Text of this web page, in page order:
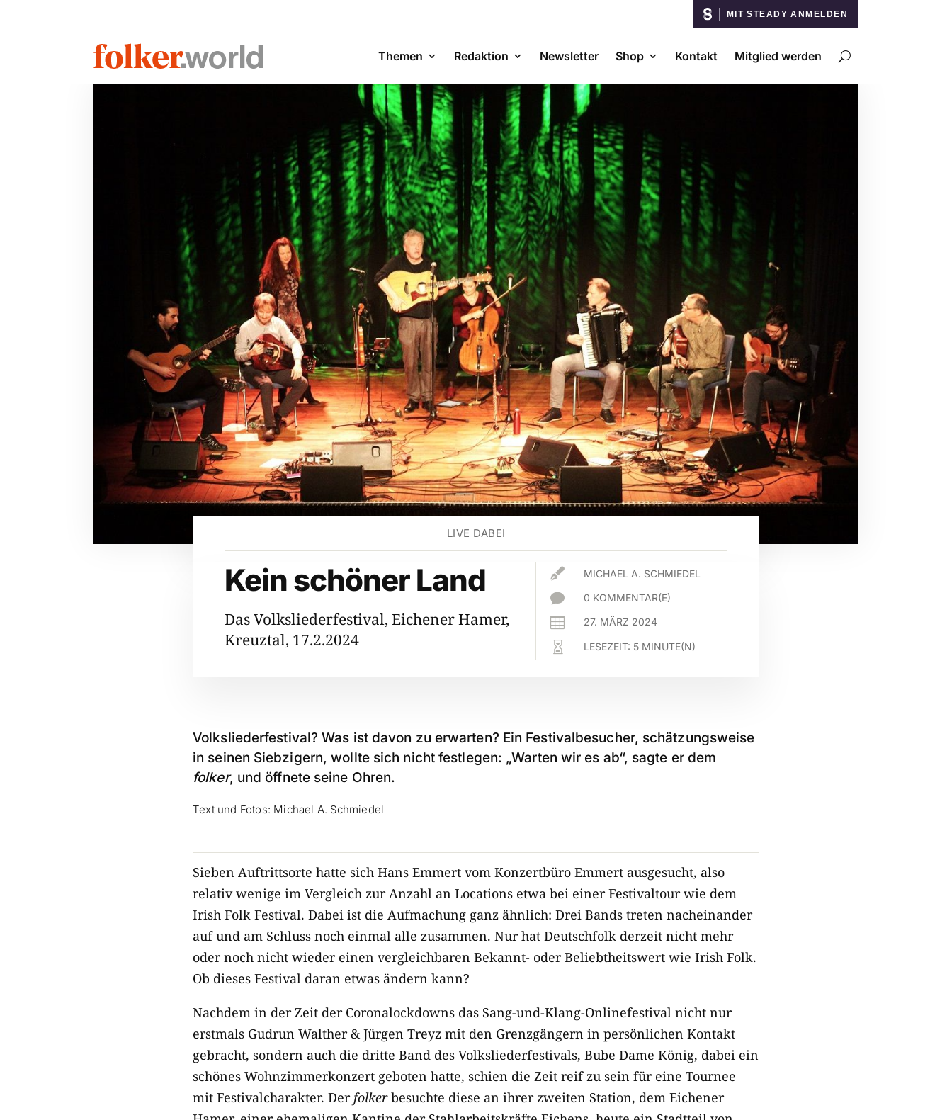
MIT STEADY ANMELDEN
Themen Redaktion Newsletter Shop Kontakt Mitglied werden
LIVE DABEI
Kein schöner Land
Das Volksliederfestival, Eichener Hamer,
Kreuztal, 17.2.2024
 MICHAEL A. SCHMIEDEL
 0 KOMMENTAR(E)
 27. MÄRZ 2024
 LESEZEIT: 5 MINUTE(N)
Volksliederfestival? Was ist davon zu erwarten? Ein Festivalbesucher, schätzungsweise
in seinen Siebzigern, wollte sich nicht festlegen: „Warten wir es ab“, sagte er dem
folker, und öffnete seine Ohren.
Text und Fotos: Michael A. Schmiedel
Sieben Auftrittsorte hatte sich Hans Emmert vom Konzertbüro Emmert ausgesucht, also
relativ wenige im Vergleich zur Anzahl an Locations etwa bei einer Festivaltour wie dem
Irish Folk Festival. Dabei ist die Aufmachung ganz ähnlich: Drei Bands treten nacheinander
auf und am Schluss noch einmal alle zusammen. Nur hat Deutschfolk derzeit nicht mehr
oder noch nicht wieder einen vergleichbaren Bekannt- oder Beliebtheitswert wie Irish Folk.
Ob dieses Festival daran etwas ändern kann?
Nachdem in der Zeit der Coronalockdowns das Sang-und-Klang-Onlinefestival nicht nur
erstmals Gudrun Walther & Jürgen Treyz mit den Grenzgängern in persönlichen Kontakt
gebracht, sondern auch die dritte Band des Volksliederfestivals, Bube Dame König, dabei ein
schönes Wohnzimmerkonzert geboten hatte, schien die Zeit reif zu sein für eine Tournee
mit Festivalcharakter. Derfolkerbesuchte diese an ihrer zweiten Station, dem Eichener